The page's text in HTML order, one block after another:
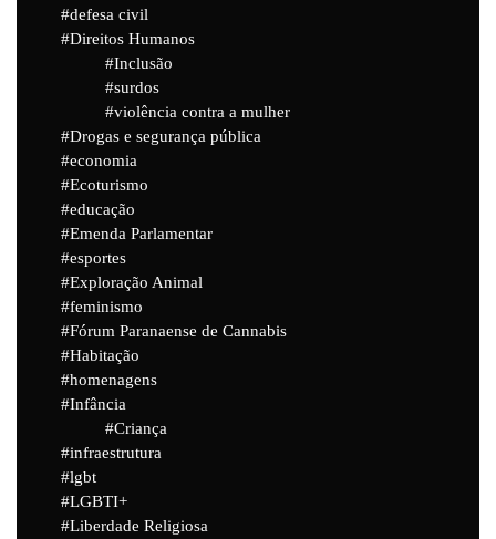
defesa civil
Direitos Humanos
Inclusão
surdos
violência contra a mulher
Drogas e segurança pública
economia
Ecoturismo
educação
Emenda Parlamentar
esportes
Exploração Animal
feminismo
Fórum Paranaense de Cannabis
Habitação
homenagens
Infância
Criança
infraestrutura
lgbt
LGBTI+
Liberdade Religiosa